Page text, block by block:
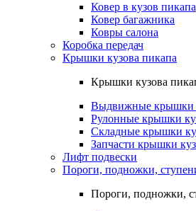
Ковер в кузов пикапа
Ковер багажника
Ковры салона
Коробка передач
Крышки кузова пикапа
Крышки кузова
Выдвижные крышки
Рулонные крышки
Складные крышки
Запчасти крышки
Лифт подвески
Пороги, подножки,
Пороги, подножки,